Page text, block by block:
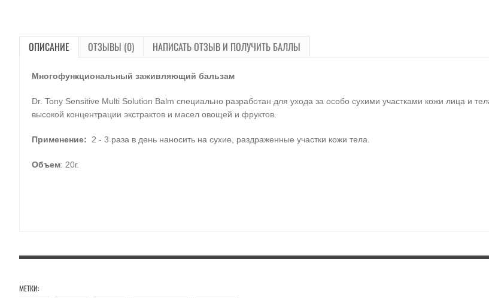
ОПИСАНИЕ ОТЗЫВЫ (0) НАПИСАТЬ ОТЗЫВ И ПОЛУЧИТЬ БАЛЛЫ
Многофункциональный заживляющий бальзам
Dr. Tony Sensitive Multi Solution Balm специально разработан для ухода за особо сухими участками кожи лица и
высокой концентрации экстрактов и масел овощей и фруктов.
Применение: 2 - 3 раза в день наносить на сухие, раздраженные участки кожи тела.
Объем: 20г.
МЕТКИ: